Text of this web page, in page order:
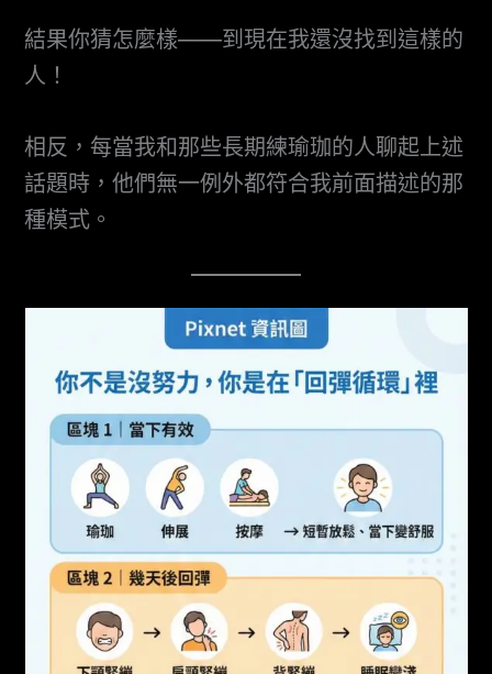
結果你猜怎麼樣——到現在我還沒找到這樣的
人！
相反，每當我和那些長期練瑜珈的人聊起上述
話題時，他們無一例外都符合我前面描述的那
種模式。